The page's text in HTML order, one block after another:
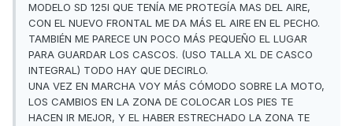
MODELO SD 125I QUE TENÍA ME PROTEGÍA MAS DEL AIRE,
CON EL NUEVO FRONTAL ME DA MÁS EL AIRE EN EL PECHO.
TAMBIÉN ME PARECE UN POCO MÁS PEQUEÑO EL LUGAR
PARA GUARDAR LOS CASCOS. (USO TALLA XL DE CASCO
INTEGRAL) TODO HAY QUE DECIRLO.
UNA VEZ EN MARCHA VOY MÁS CÓMODO SOBRE LA MOTO,
LOS CAMBIOS EN LA ZONA DE COLOCAR LOS PIES TE
HACEN IR MEJOR, Y EL HABER ESTRECHADO LA ZONA TE